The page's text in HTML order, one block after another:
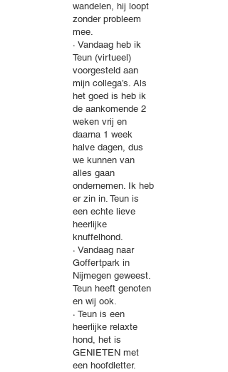
wandelen, hij loopt
zonder probleem
mee.
· Vandaag heb ik
Teun (virtueel)
voorgesteld aan
mijn collega’s. Als
het goed is heb ik
de aankomende 2
weken vrij en
daarna 1 week
halve dagen, dus
we kunnen van
alles gaan
ondernemen. Ik heb
er zin in. Teun is
een echte lieve
heerlijke
knuffelhond.
· Vandaag naar
Goffertpark in
Nijmegen geweest.
Teun heeft genoten
en wij ook.
· Teun is een
heerlijke relaxte
hond, het is
GENIETEN met
een hoofdletter.